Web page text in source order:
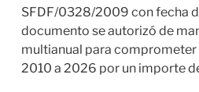
SFDF/0328/2009 con fecha
documento se autorizó de
multianual para
2010 a 2026 por un importe